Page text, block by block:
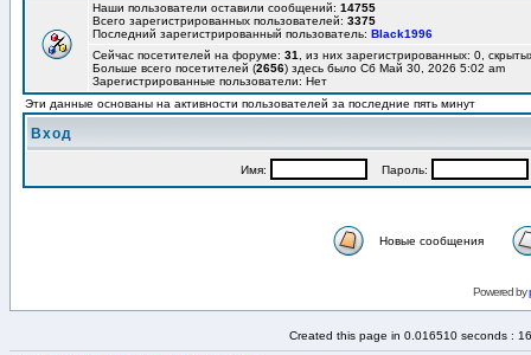
Наши пользователи оставили сообщений: 14755
Всего зарегистрированных пользователей: 3375
Последний зарегистрированный пользователь: Black1996
Сейчас посетителей на форуме: 31
, из них зарегистрированных: 0,
Больше всего посетителей (2656) здесь было Сб Май 30, 2026 5:02 am
Зарегистрированные пользователи: Нет
Эти данные основаны на активности пользователей за последние пять минут
Вход
Имя: Пароль:
Новые сообщения
Powered by
Created this page in 0.016510 seconds :